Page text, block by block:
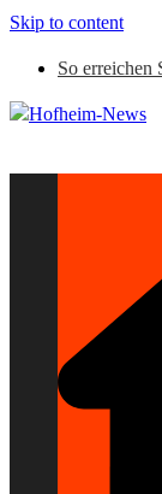
Skip to content
So erreichen